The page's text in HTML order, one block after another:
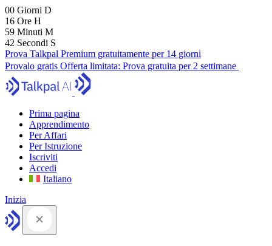
00 Giorni D
16 Ore H
59 Minuti M
42 Secondi S
Prova Talkpal Premium gratuitamente per 14 giorni
Provalo gratis Offerta limitata: Prova gratuita per 2 settimane
Prima pagina
Apprendimento
Per Affari
Per Istruzione
Iscriviti
Accedi
Italiano
Inizia